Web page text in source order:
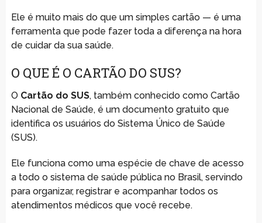
Ele é muito mais do que um simples cartão — é uma
ferramenta que pode fazer toda a diferença na hora
de cuidar da sua saúde.
O QUE É O CARTÃO DO SUS?
O Cartão do SUS, também conhecido como Cartão
Nacional de Saúde, é um documento gratuito que
identifica os usuários do Sistema Único de Saúde
(SUS).
Ele funciona como uma espécie de chave de acesso
a todo o sistema de saúde pública no Brasil, servindo
para organizar, registrar e acompanhar todos os
atendimentos médicos que você recebe.